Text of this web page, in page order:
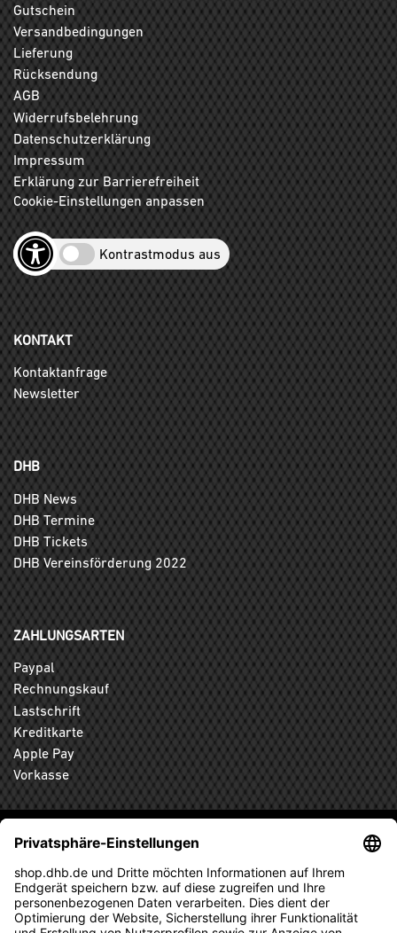
Gutschein
Versandbedingungen
Lieferung
Rücksendung
AGB
Widerrufsbelehrung
Datenschutzerklärung
Impressum
Erklärung zur Barrierefreiheit
Cookie-Einstellungen anpassen
Kontrastmodus aus
KONTAKT
Kontaktanfrage
Newsletter
DHB
DHB News
DHB Termine
DHB Tickets
DHB Vereinsförderung 2022
ZAHLUNGSARTEN
Paypal
Rechnungskauf
Lastschrift
Kreditkarte
Apple Pay
Vorkasse
ABONNIEREN SIE DEN KOSTENLOSEN DHB-FANSHOP
NEWSLETTER UND VERPASSEN SIE KEINE NEUIGKEIT ODER
AKTION MEHR.
ANMELDEN